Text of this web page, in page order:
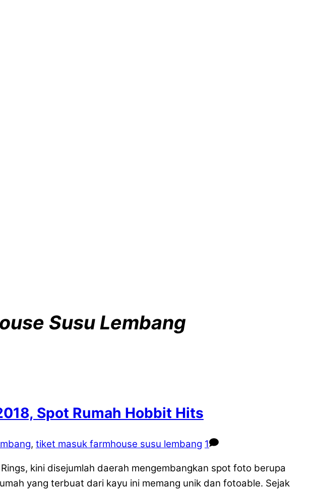
Susu Lembang
Spot Rumah Hobbit Hits
, tiket masuk farmhouse susu lembang 1
kini disejumlah daerah mengembangkan spot foto berupa
yang terbuat dari kayu ini memang unik dan fotoable. Sejak